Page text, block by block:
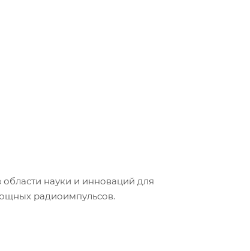
науки и инноваций для
радиоимпульсов.